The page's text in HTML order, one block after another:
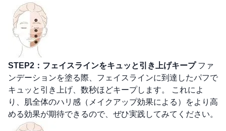
STEP2：フェイスラインをキュッと引き上げキープファ
ンデーションを塗る際、フェイスラインに到達したパフで
キュッと引き上げ、数秒ほどキープします。 これによ
り、肌全体のハリ感（メイクアップ効果による）をより高
める効果が期待できるので、ぜひ実践してみてください。